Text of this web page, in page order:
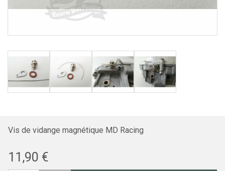
Vis de vidange magnétique MD Racing
11,90 €